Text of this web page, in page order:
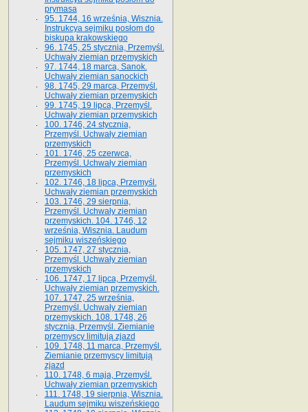
prymasa
95. 1744, 16 września, Wisznia.
Instrukcya sejmiku posłom do
biskupa krakowskiego
96. 1745, 25 stycznia, Przemyśl.
Uchwały ziemian przemyskich
97. 1744, 18 marca, Sanok.
Uchwały ziemian sanockich
98. 1745, 29 marca, Przemyśl.
Uchwały ziemian przemyskich
99. 1745, 19 lipca, Przemyśl.
Uchwały ziemian przemyskich
100. 1746, 24 stycznia,
Przemyśl. Uchwały ziemian
przemyskich
101. 1746, 25 czerwca,
Przemyśl. Uchwały ziemian
przemyskich
102. 1746, 18 lipca, Przemyśl.
Uchwały ziemian przemyskich
103. 1746, 29 sierpnia,
Przemyśl. Uchwały ziemian
przemyskich. 104. 1746, 12
września, Wisznia. Laudum
sejmiku wiszeńskiego
105. 1747, 27 stycznia,
Przemyśl. Uchwały ziemian
przemyskich
106. 1747, 17 lipca, Przemyśl.
Uchwały ziemian przemyskich.
107. 1747, 25 września,
Przemyśl. Uchwały ziemian
przemyskich. 108. 1748, 26
stycznia, Przemyśl. Ziemianie
przemyscy limitują zjazd
109. 1748, 11 marca, Przemyśl.
Ziemianie przemyscy limitują
zjazd
110. 1748, 6 maja, Przemyśl.
Uchwały ziemian przemyskich
111. 1748, 19 sierpnia, Wisznia.
Laudum sejmiku wiszeńskiego